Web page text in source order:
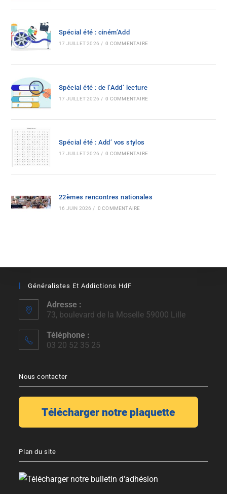
Spécial été : ciném’Add
17 JUILLET 2026 / 0 COMMENTAIRE
Spécial été : de l’Add’ lecture
17 JUILLET 2026 / 0 COMMENTAIRE
Spécial été : Add’ vos stylos
17 JUILLET 2026 / 0 COMMENTAIRE
22èmes rencontres nationales
16 JUIN 2026 / 0 COMMENTAIRE
Généralistes Et Addictions HdF
Adresse :
73, boulevard de la Moselle 59000 Lille
Téléphone :
03 20 52 35 25
Nous contacter
Plan du site